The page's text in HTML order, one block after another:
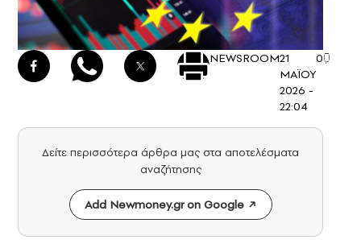
NEWSROOM21
ΜΑΪΟΥ
2026 -
22:04
0
Δείτε περισσότερα άρθρα μας στα αποτελέσματα
αναζήτησης
Add Newmoney.gr on Google